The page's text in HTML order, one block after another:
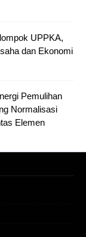
UPPKA,
dan Ekonomi
Pemulihan
Normalisasi
Elemen